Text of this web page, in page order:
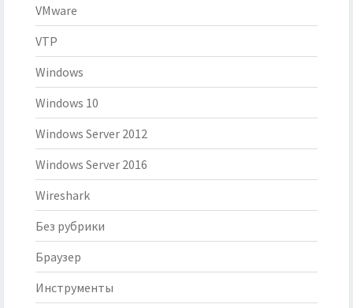
VMware
VTP
Windows
Windows 10
Windows Server 2012
Windows Server 2016
Wireshark
Без рубрики
Браузер
Инструменты